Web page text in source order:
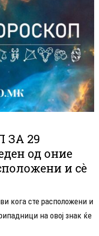
ЗА 29
од оние
и сѐ
кога сте расположени и
на овој знак ќе